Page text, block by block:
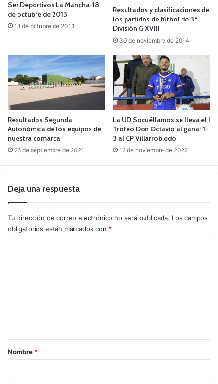
Ser Deportivos La Mancha-18
de octubre de 2013
18 de octubre de 2013
Resultados y clasificaciones de
los partidos de fútbol de 3ª
División G XVIII
30 de noviembre de 2014
Resultados Segunda
Autonómica de los equipos de
nuestra comarca
26 de septiembre de 2021
La UD Socuéllamos se lleva el I
Trofeo Don Octavio al ganar 1-
3 al CP Villarrobledo
12 de noviembre de 2022
Deja una respuesta
Tu dirección de correo electrónico no será publicada. Los campos
obligatorios están marcados con *
rNombre *